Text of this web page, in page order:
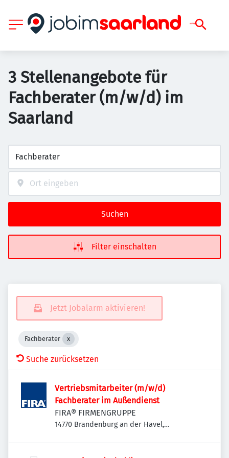
3 Stellenangebote für
Fachberater (m/w/d) im
Saarland
Suchen
Filter einschalten
Jetzt Jobalarm aktivieren!
Fachberater
Suche zurücksetzen
Vertriebsmitarbeiter (m/w/d)
Fachberater im Außendienst
FIRA® FIRMENGRUPPE
14770 Brandenburg an der Havel,